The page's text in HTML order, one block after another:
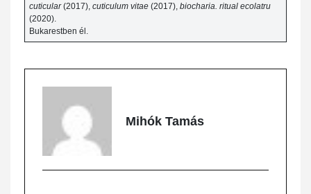
cuticular(2017), cuticulum vitae (2017), biocharia. ritual ecolatru
(2020).
Bukarestben él.
Mihók Tamás